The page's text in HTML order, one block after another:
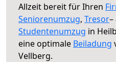
Allzeit bereit für Ihren
Seniorenumzug, Tresor–
Studentenumzug in
eine optimale Beiladung
Vellberg.